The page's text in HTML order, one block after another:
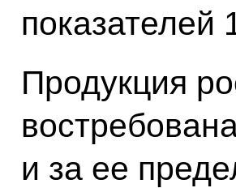
показателей
Продукция
и за ее